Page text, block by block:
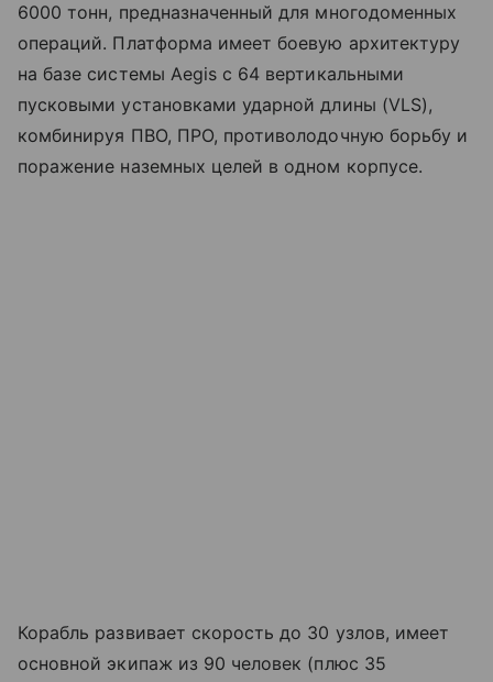
6000 тонн, предназначенный для многодоменных
операций. Платформа имеет боевую архитектуру
на базе системы Aegis с 64 вертикальными
пусковыми установками ударной длины (VLS),
комбинируя ПВО, ПРО, противолодочную борьбу и
поражение наземных целей в одном корпусе.
Корабль развивает скорость до 30 узлов, имеет
основной экипаж из 90 человек (плюс 35